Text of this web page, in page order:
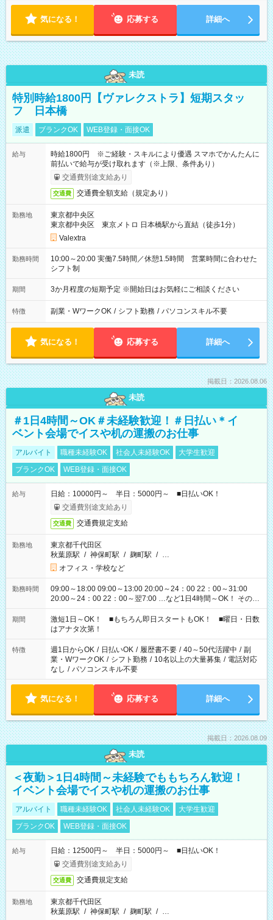
気になる！ 応募する 詳細へ
未読
特別時給1800円【ヴァレクストラ】短期スタッ
フ 日本橋
派遣 ブランクOK WEB登録・面接OK
給与
時給1800円 ※ご経験・スキルにより優遇 スマホでかんたんに
前払いで給与が受け取れます（※上限、条件あり）
交通費別途支給あり
交通費 交通費全額支給（規定あり）
勤務地
東京都中央区
東京都中央区 東京メトロ 日本橋駅から直結（徒歩1分）
Valextra
勤務時間
10:00～20:00 実働7.5時間／休憩1.5時間 営業時間に合わせた
シフト制
期間 3か月程度の短期予定 ※開始日はお気軽にご相談ください
特徴 副業・WワークOK / シフト勤務 / パソコンスキル不要
気になる！ 応募する 詳細へ
掲載日：2026.08.06
未読
＃1日4時間～OK＃未経験歓迎！＃日払い＊イ
ベント会場でイスや机の運搬のお仕事
アルバイト 職種未経験OK 社会人未経験OK
大学生歓迎
ブランクOK
WEB登録・面接OK
給与
日給：10000円～ 半日：5000円～ ■日払いOK！
交通費別途支給あり
交通費 交通費規定支給
勤務地
東京都千代田区
秋葉原駅 / 神保町駅 / 麹町駅 / …
オフィス・学校など
勤務時間
09:00～18:00 09:00～13:00 20:00～24：00 22：00～31:00
20:00～24：00 22：00～翌7:00 …など1日4時間～OK！ その他
シフトもございます！ お気軽にご相談ください！
期間
激短1日～OK！ ■もちろん即日スタートもOK！ ■曜日・日数
はアナタ次第！
特徴 週1日からOK / 日払いOK / 履歴書不要 / 40～50代活躍中 / 副
業・WワークOK / シフト勤務 / 10名以上の大量募集 / 電話対応
なし / パソコンスキル不要
気になる！ 応募する 詳細へ
掲載日：2026.08.09
未読
＜夜勤＞1日4時間～未経験でももちろん歓迎！
イベント会場でイスや机の運搬のお仕事
アルバイト 職種未経験OK 社会人未経験OK
大学生歓迎
ブランクOK
WEB登録・面接OK
給与
日給：12500円～ 半日：5000円～ ■日払いOK！
交通費別途支給あり
交通費 交通費規定支給
勤務地
東京都千代田区
秋葉原駅 / 神保町駅 / 麹町駅 / …